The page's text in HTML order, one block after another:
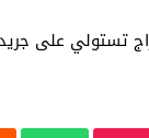
تستولي على